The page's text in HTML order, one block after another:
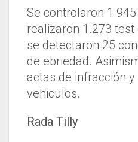
Se controlaron
realizaron 1.273
se detectaron 25
de ebriedad.
actas de infracción
vehiculos.
Rada Tilly